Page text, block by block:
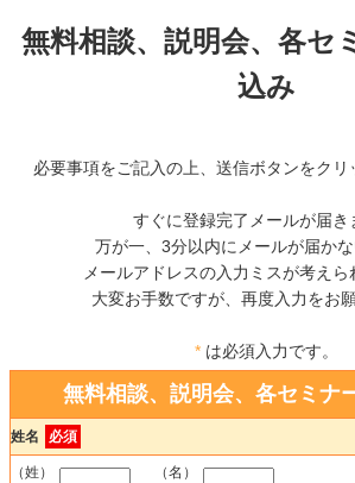
無料相談、説明会、各セ
込み
必要事項をご記入の上、送信ボタンをクリ
すぐに登録完了メールが届き
万が一、3分以内にメールが届かな
メールアドレスの入力ミスが考えら
大変お手数ですが、再度入力をお
*は必須入力です。
無料相談、説明会、各セミナ
姓名 必須
（姓） （名）